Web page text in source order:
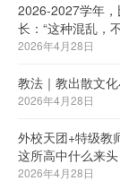
2026-2027学年，
长：“这种混乱，
2026年4月28日
教法｜教出散文
2026年4月28日
外校天团+特级教
这所高中什么来头
2026年4月28日